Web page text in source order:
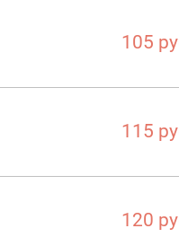
105
115
120